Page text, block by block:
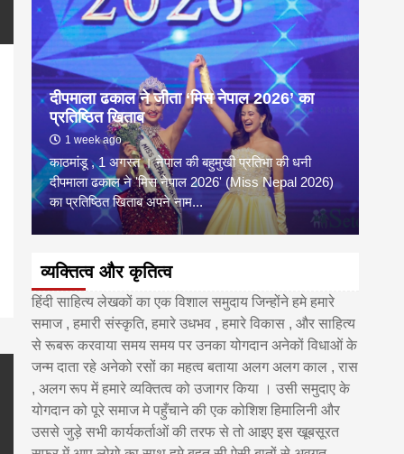
दीपमाला ढकाल ने जीता ‘मिस नेपाल 2026’ का
प्रतिष्ठित खिताब
1 week ago
काठमांडू , 1 अगस्त । नेपाल की बहुमुखी प्रतिभा की धनी
दीपमाला ढकाल ने 'मिस नेपाल 2026' (Miss Nepal 2026)
का प्रतिष्ठित खिताब अपने नाम...
व्यक्तित्व और कृतित्व
हिंदी साहित्य लेखकों का एक विशाल समुदाय जिन्होंने हमे हमारे
समाज , हमारी संस्कृति, हमारे उधभव , हमारे विकास , और साहित्य
से रूबरू करवाया समय समय पर उनका योगदान अनेकों विधाओं के
जन्म दाता रहे अनेको रसों का महत्व बताया अलग अलग काल , रास
, अलग रूप में हमारे व्यक्तित्व को उजागर किया । उसी समुदाए के
योगदान को पूरे समाज मे पहुँचाने की एक कोशिश हिमालिनी और
उससे जुड़े सभी कार्यकर्ताओं की तरफ से तो आइए इस खूबसूरत